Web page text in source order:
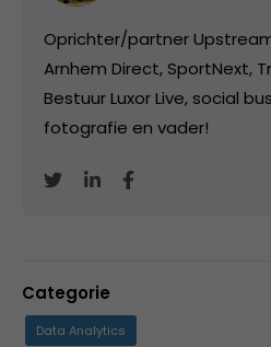
Oprichter/partner
Arnhem Direct, SportNext,
Bestuur Luxor Live, social
fotografie en vader!
Categorie
Data Analytics